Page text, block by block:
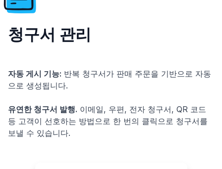
청구서 관리
자동 게시 기능: 반복 청구서가 판매 주문을 기반으로 자동
으로 생성됩니다.
유연한 청구서 발행. 이메일, 우편, 전자 청구서, QR 코드
등 고객이 선호하는 방법으로 한 번의 클릭으로 청구서를
보낼 수 있습니다.